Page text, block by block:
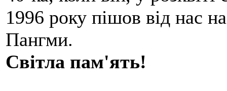
1996 року пішов від нас
Пангми.
Світла пам'ять!